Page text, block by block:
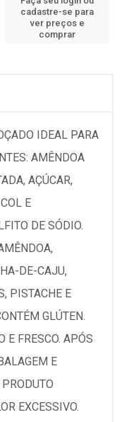
cadastre-se para
ver preços e
comprar
IDEAL PARA
AMÊNDOA
AÇÚCAR,
E
DE SÓDIO.
DE-CAJU,
PISTACHE E
GLÚTEN.
E FRESCO. APÓS
E
EXCESSIVO.